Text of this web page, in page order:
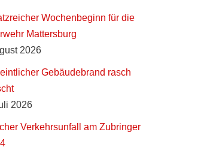
Wochenbeginn für die
Mattersburg
2026
Gebäudebrand rasch
2026
Verkehrsunfall am Zubringer